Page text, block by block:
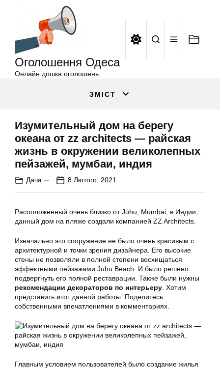
Оголошення Одеса
Онлайн дошка оголошень
ЗМІСТ
Изумительный дом на берегу
океана от zz architects — райская
жизнь в окружении великолепных
пейзажей, мумбаи, индия
Дача 8 Лютого, 2021
Расположенный очень близко от Juhu, Mumbai, в Индии,
данный дом на пляже создали компанией ZZ Architects.
Изначально это сооружение не было очень красивым с
архитектурной и точки зрения дизайнера. Его высокие
стены не позволяли в полной степени восхищаться
эффектными пейзажами Juhu Beach. И было решено
подвергнуть его полной реставрации. Также были нужны
рекомендации декораторов по интерьеру . Хотим
представить итог данной работы. Поделитесь
собственными впечатлениями в комментариях.
Главным условием пользователей было создание жилья